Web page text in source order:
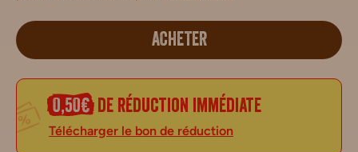
ACHETER
0,50€de réduction immédiate
Télécharger le bon de réduction